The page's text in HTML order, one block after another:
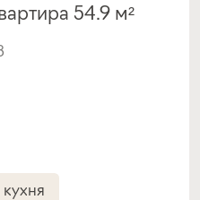
54.9 м²